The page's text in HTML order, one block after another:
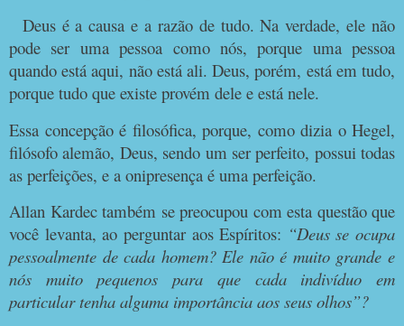
Deus é a causa e a razão de tudo. Na verdade, ele não
pode ser uma pessoa como nós, porque uma pessoa
quando está aqui, não está ali. Deus, porém, está em tudo,
porque tudo que existe provém dele e está nele.
Essa concepção é filosófica, porque, como dizia o Hegel,
filósofo alemão, Deus, sendo um ser perfeito, possui todas
as perfeições, e a onipresença é uma perfeição.
Allan Kardec também se preocupou com esta questão que
você levanta, ao perguntar aos Espíritos: “Deus se ocupa
pessoalmente de cada homem? Ele não é muito grande e
nós muito pequenos para que cada indivíduo em
particular tenha alguma importância aos seus olhos”?